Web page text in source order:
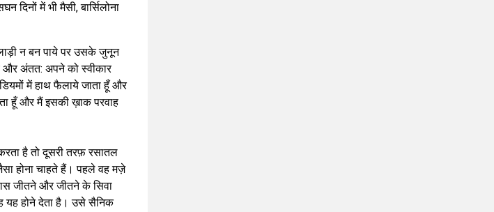
में भी मैसी, बार्सिलोना
न बन पाये पर उसके जुनून
और अंतत: अपने को स्वीकार
में हाथ फैलाये जाता हूँ और
हूँ और मैं इसकी ख़ाक परवाह
है तो दूसरी तरफ़ रसातल
होना चाहते हैं। पहले वह मज़े
जीतने और जीतने के सिवा
यह होने देता है। उसे सैनिक